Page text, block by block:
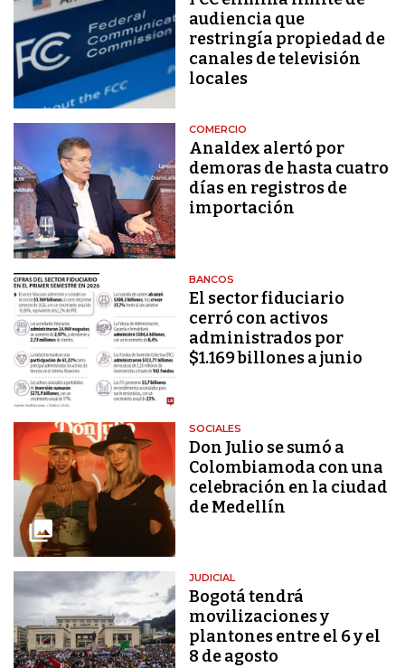
audiencia que
restringía propiedad de
canales de televisión
locales
COMERCIO
Analdex alertó por
demoras de hasta cuatro
días en registros de
importación
BANCOS
El sector fiduciario
cerró con activos
administrados por
$1.169 billones a junio
SOCIALES
Don Julio se sumó a
Colombiamoda con una
celebración en la ciudad
de Medellín
JUDICIAL
Bogotá tendrá
movilizaciones y
plantones entre el 6 y el
8 de agosto